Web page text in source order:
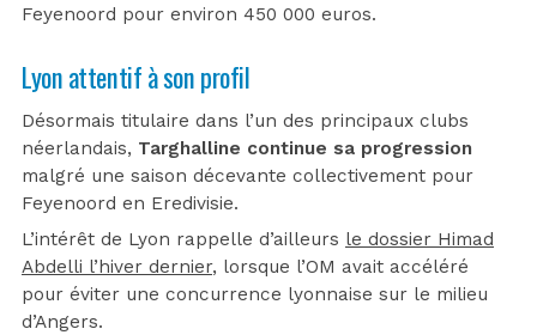
Feyenoord pour environ 450 000 euros.
Lyon attentif à son profil
Désormais titulaire dans l’un des principaux clubs
néerlandais, Targhalline continue sa progression
malgré une saison décevante collectivement pour
Feyenoord en Eredivisie.
L’intérêt de Lyon rappelle d’ailleurs le dossier Himad
Abdelli l’hiver dernier, lorsque l’OM avait accéléré
pour éviter une concurrence lyonnaise sur le milieu
d’Angers.